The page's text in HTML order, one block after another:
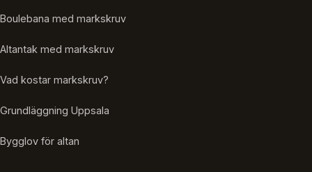
Boulebana med markskruv
Altantak med markskruv
Vad kostar markskruv?
Grundläggning Uppsala
Bygglov för altan